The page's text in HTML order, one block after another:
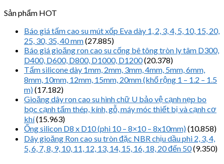
Sản phẩm HOT
Báo giá tấm cao su mút xốp Eva dày 1, 2, 3, 4, 5, 10, 15, 20,
25, 30, 35, 40 mm(27.885)
Báo giá gioăng ron cao su cống bê tông tròn ly tâm D300,
D400, D600, D800, D1000, D1200(20.378)
Tấm silicone dày 1mm, 2mm, 3mm, 4mm, 5mm, 6mm,
8mm, 10mm, 12mm, 15mm, 20mm (khổ rộng 1 – 1.2 – 1.5
m)(17.182)
Gioăng dây ron cao su hình chữ U bảo vệ cạnh nẹp bo
bọc cạnh tấm thép, kính, gỗ, máy móc thiết bị và cạnh cơ
khí(15.963)
Ống silicon D8 x D10 (phi 10 – 8×10 – 8x10mm)(10.858)
Dây gioăng Ron cao su tròn đặc NBR chịu dầu phi 2, 3, 4,
5, 6, 7, 8, 9, 10, 11, 12, 13, 14, 15, 16, 18, 20 đến 50(9.350)